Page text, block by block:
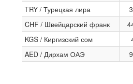
TRY / Турецкая лира
CHF / Швейцарский франк
KGS / Киргизский сом
AED / Дирхам ОАЭ